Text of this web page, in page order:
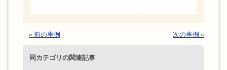
« 前の事例 次の事例 »
同カテゴリの関連記事